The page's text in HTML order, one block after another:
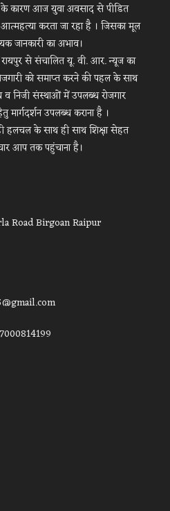
के कारण आज युवा अवसाद से पीडित
करता जा रहा है । जिसका मूल
जानकारी का अभाव।
से संचालित यू. वी. आर. न्यूज का
को समाप्त करने की पहल के साथ
निजी संस्थाओं में उपलब्ध रोजगार
मार्गदर्शन उपलब्ध कराना है ।
हलचल के साथ ही साथ शिक्षा सेहत
आप तक पहुंचाना है।
Road Birgoan Raipur